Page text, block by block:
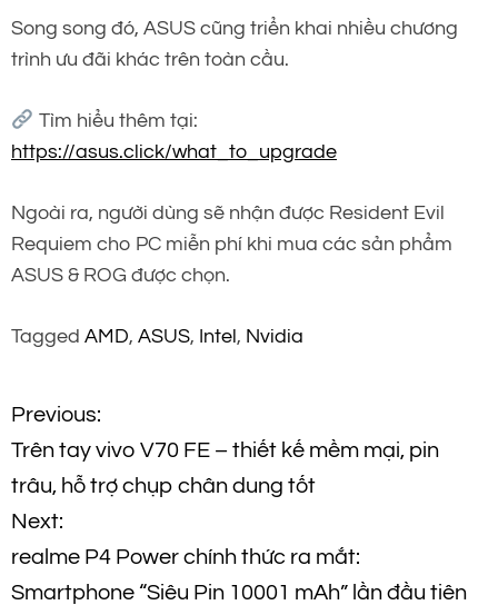
Song song đó, ASUS cũng triển khai nhiều chương
trình ưu đãi khác trên toàn cầu.
Tìm hiểu thêm tại:
https://asus.click/what_to_upgrade
Ngoài ra, người dùng sẽ nhận được Resident Evil
Requiem cho PC miễn phí khi mua các sản phẩm
ASUS & ROG được chọn.
Tagged AMD, ASUS, Intel , Nvidia
Đ
i
ề
u
Previous:
Trên tay vivo V70 FE – thiết kế mềm mại, pin
trâu, hỗ trợ chụp chân dung tốt
Next:
realme P4 Power chính thức ra mắt:
Smartphone “Siêu Pin 10001 mAh” lần đầu tiên